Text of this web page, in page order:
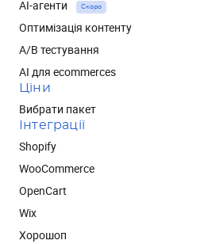
AI-агенти
Скоро
Оптимізація контенту
А/В тестування
AI для ecommerces
Ціни
Вибрати пакет
Інтеграції
Shopify
WooCommerce
OpenCart
Wix
Хорошоп